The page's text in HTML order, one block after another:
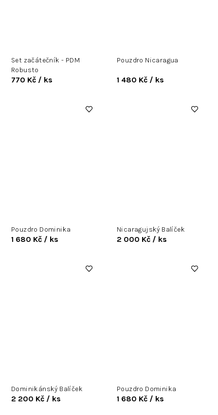
Set začátečník - PDM
Robusto
770 Kč / ks
Pouzdro Nicaragua
1 480 Kč / ks
Pouzdro Dominika
1 680 Kč / ks
Nicaragujský Balíček
2 000 Kč / ks
Dominikánský Balíček
2 200 Kč / ks
Pouzdro Dominika
1 680 Kč / ks